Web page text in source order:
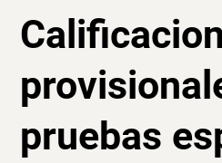
pruebas